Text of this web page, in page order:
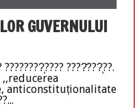
GUVERNULUI
????̆???̦??.
anticonstituționalitate